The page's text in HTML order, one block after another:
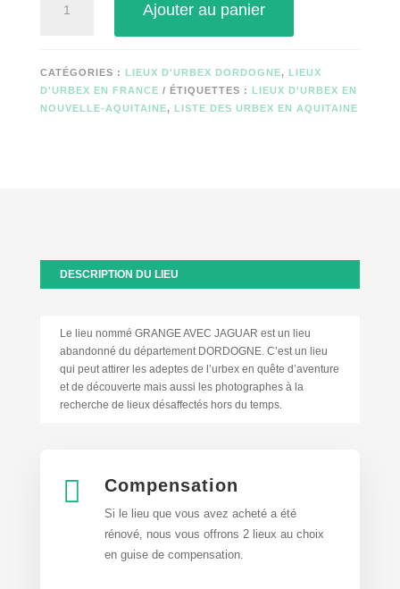
JAGUAR
Ajouter au panier
CATÉGORIES : LIEUX D'URBEX DORDOGNE, LIEUX
D'URBEX EN FRANCE
ÉTIQUETTES : LIEUX D'URBEX EN
NOUVELLE-AQUITAINE, LISTE DES URBEX EN AQUITAINE
DESCRIPTION DU LIEU
Le lieu nommé GRANGE AVEC JAGUAR est un lieu
abandonné du département DORDOGNE. C’est un lieu
qui peut attirer les adeptes de l’urbex en quête d’aventure
et de découverte mais aussi les photographes à la
recherche de lieux désaffectés hors du temps.
 Compensation
Si le lieu que vous avez acheté a été
rénové, nous vous offrons 2 lieux au choix
en guise de compensation.